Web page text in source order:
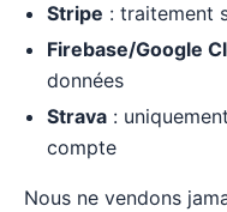
Stripe : traitement
Firebase/Google
données
Strava :
compte
Nous ne vendons